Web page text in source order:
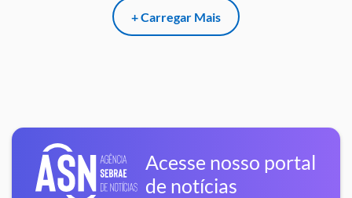
+ Carregar Mais
Acesse nosso portal
de notícias